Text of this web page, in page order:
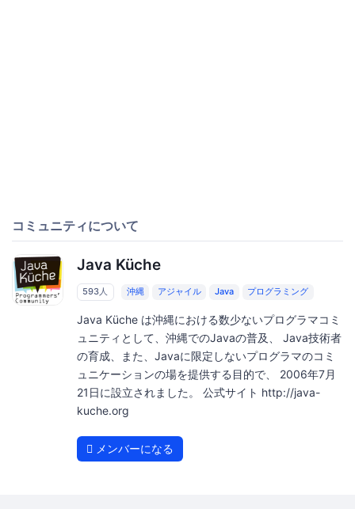
コミュニティについて
Java Küche
593人 沖縄 アジャイル Java プログラミング
Java Küche は沖縄における数少ないプログラマコミ
ュニティとして、沖縄でのJavaの普及、 Java技術者
の育成、また、Javaに限定しないプログラマのコミ
ュニケーションの場を提供する目的で、 2006年7月
21日に設立されました。 公式サイト http://java-
kuche.org
メンバーになる